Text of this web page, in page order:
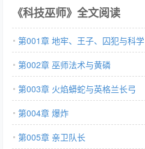
《科技巫师》全文阅读
第001章 地牢、王子、囚犯与科学
第002章 巫师法术与黄磷
第003章 火焰蟒蛇与英格兰长弓
第004章 爆炸
第005章 亲卫队长